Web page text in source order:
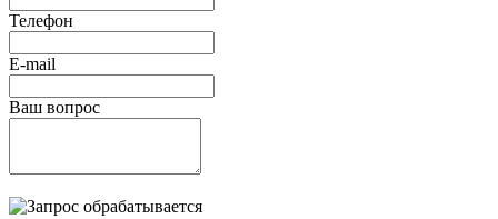
Телефон
E-mail
Ваш вопрос